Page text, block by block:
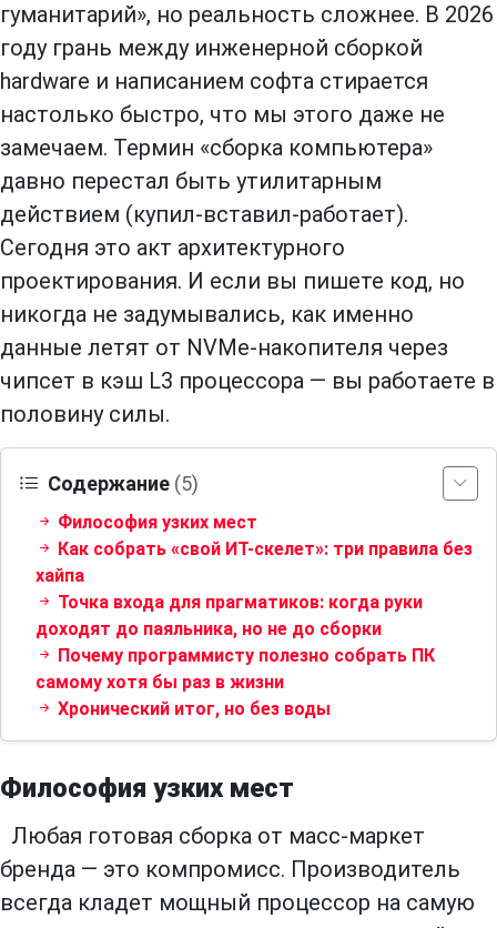
гуманитарий», но реальность сложнее. В 2026
году грань между инженерной сборкой
hardware и написанием софта стирается
настолько быстро, что мы этого даже не
замечаем. Термин «сборка компьютера»
давно перестал быть утилитарным
действием (купил-вставил-работает).
Сегодня это акт архитектурного
проектирования. И если вы пишете код, но
никогда не задумывались, как именно
данные летят от NVMe-накопителя через
чипсет в кэш L3 процессора — вы работаете в
половину силы.
Содержание (5)
Философия узких мест
Как собрать «свой ИТ-скелет»: три правила без
хайпа
Точка входа для прагматиков: когда руки
доходят до паяльника, но не до сборки
Почему программисту полезно собрать ПК
самому хотя бы раз в жизни
Хронический итог, но без воды
Философия узких мест
Любая готовая сборка от масс-маркет
бренда — это компромисс. Производитель
всегда кладет мощный процессор на самую